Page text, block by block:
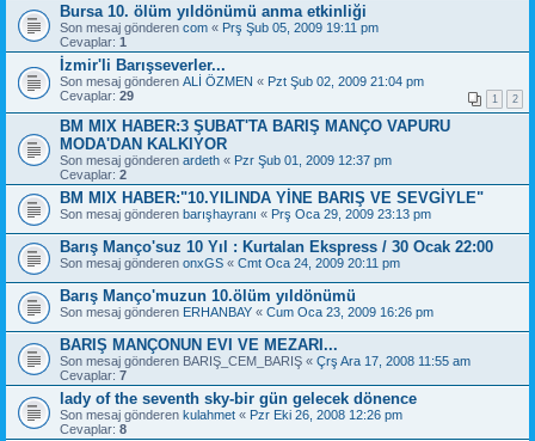
Bursa 10. ölüm yıldönümü anma etkinliği
Son mesaj gönderen com « Prş Şub 05, 2009 19:11 pm
Cevaplar: 1
İzmir'li Barışseverler...
Son mesaj gönderen ALİ ÖZMEN « Pzt Şub 02, 2009 21:04 pm
Cevaplar: 29 1 2
BM MIX HABER:3 ŞUBAT'TA BARIŞ MANÇO VAPURU
MODA'DAN KALKIYOR
Son mesaj gönderen ardeth « Pzr Şub 01, 2009 12:37 pm
Cevaplar: 2
BM MIX HABER:"10.YILINDA YİNE BARIŞ VE SEVGİYLE"
Son mesaj gönderen barışhayranı « Prş Oca 29, 2009 23:13 pm
Barış Manço'suz 10 Yıl : Kurtalan Ekspress / 30 Ocak 22:00
Son mesaj gönderen onxGS « Cmt Oca 24, 2009 20:11 pm
Barış Manço'muzun 10.ölüm yıldönümü
Son mesaj gönderen ERHANBAY « Cum Oca 23, 2009 16:26 pm
BARIŞ MANÇONUN EVI VE MEZARI...
Son mesaj gönderen BARIŞ_CEM_BARIŞ « Çrş Ara 17, 2008 11:55 am
Cevaplar: 7
lady of the seventh sky-bir gün gelecek dönence
Son mesaj gönderen kulahmet « Pzr Eki 26, 2008 12:26 pm
Cevaplar: 8